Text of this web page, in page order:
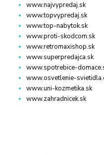
www.najvypredaj.sk
www.topvypredaj.sk
www.top-nabytok.sk
www.proti-skodcom.sk
www.retromaxishop.sk
www.superpredajca.sk
www.spotrebice-
www.osvetlenie-
www.uni-kozmetika.sk
www.zahradnicek.sk